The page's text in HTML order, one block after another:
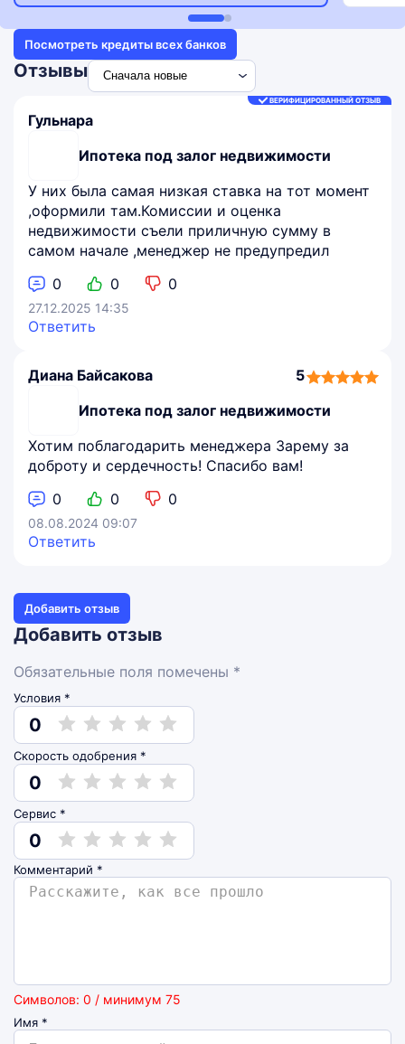
Посмотреть кредиты всех банков
Отзывы
Гульнара
Ипотека под залог недвижимости
ВЕРИФИЦИРОВАННЫЙ ОТЗЫВ
У них была самая низкая ставка на тот момент
,оформили там.Комиссии и оценка
недвижимости съели приличную сумму в
самом начале ,менеджер не предупредил
0
0 0
27.12.2025 14:35
Ответить
Диана Байсакова
Ипотека под залог недвижимости
5
5,0
Хотим поблагодарить менеджера Зарему за
доброту и сердечность! Спасибо вам!
0
0 0
08.08.2024 09:07
Ответить
Добавить отзыв
Добавить отзыв
Обязательные поля помечены *
Условия *
0
Скорость одобрения *
0
Сервис *
0
Комментарий *
Символов: 0 / минимум 75
Имя *